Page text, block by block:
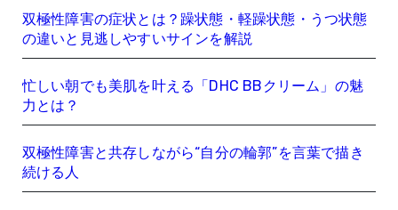
双極性障害の症状とは？躁状態・軽躁状態・うつ状態
の違いと見逃しやすいサインを解説
忙しい朝でも美肌を叶える「DHC BBクリーム」の魅
力とは？
双極性障害と共存しながら“自分の輪郭”を言葉で描き
続ける人